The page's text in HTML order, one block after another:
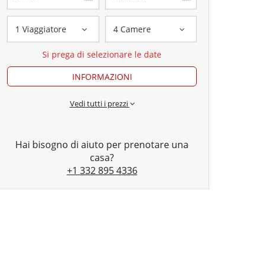
1 Viaggiatore 4 Camere
Si prega di selezionare le date
INFORMAZIONI
Vedi tutti i prezzi
Hai bisogno di aiuto per prenotare una
casa?
+1 332 895 4336